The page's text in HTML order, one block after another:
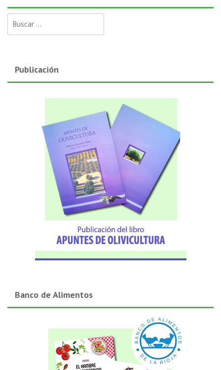
Publicación
Banco de Alimentos